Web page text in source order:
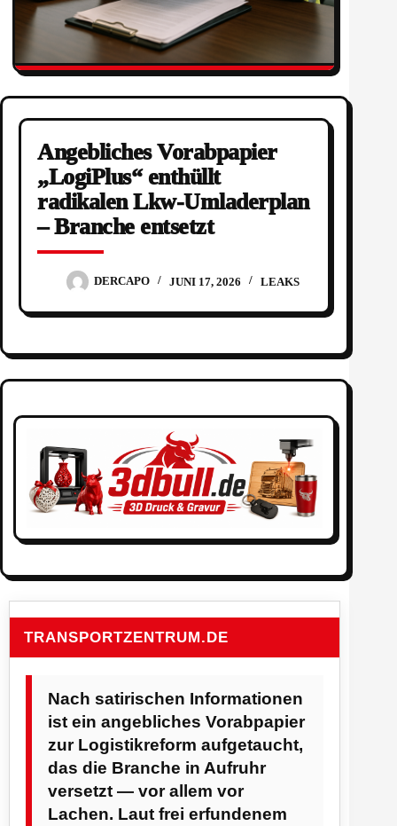
Angebliches Vorabpapier
„LogiPlus“ enthüllt
radikalen Lkw-Umladerplan
– Branche entsetzt
DERCAPO JUNI 17, 2026 LEAKS
TRANSPORTZENTRUM.DE
Nach satirischen Informationen
ist ein angebliches Vorabpapier
zur Logistikreform aufgetaucht,
das die Branche in Aufruhr
versetzt — vor allem vor
Lachen. Laut frei erfundenem